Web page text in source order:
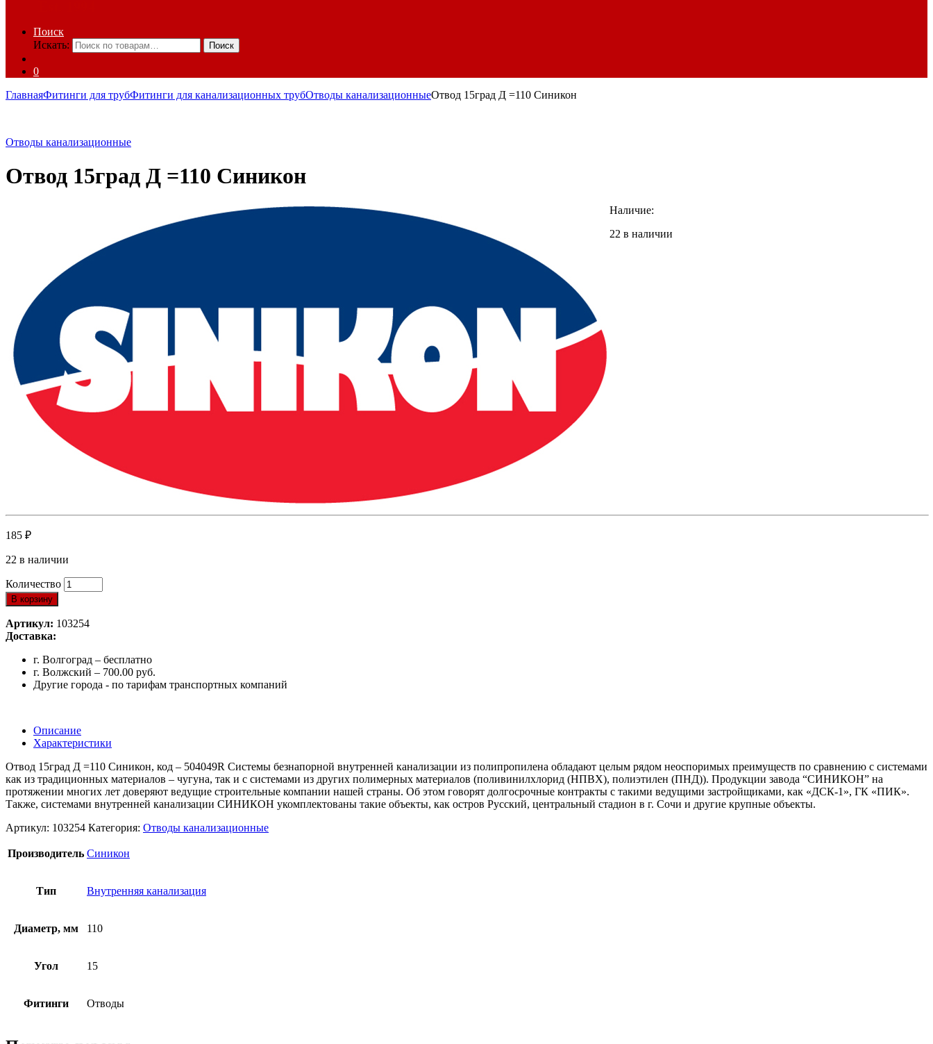
Поиск
Искать:
Поиск
0
ГлавнаяФитинги для трубФитинги для канализационных трубОтводы канализационныеОтвод 15град Д =110 Синикон
Отводы канализационные
Отвод 15град Д =110 Синикон
Наличие:
22 в наличии
185 ₽
22 в наличии
Количество
В корзину
Артикул: 103254
Доставка:
г. Волгоград – бесплатно
г. Волжский – 700.00 руб.
Другие города - по тарифам транспортных компаний
Описание
Характеристики
Отвод 15град Д =110 Синикон, код – 504049R Системы безнапорной внутренней канализации из полипропилена обладают целым рядом неоспоримых преимуществ по сравнению с системами
как из традиционных материалов – чугуна, так и с системами из других полимерных материалов (поливинилхлорид (НПВХ), полиэтилен (ПНД)). Продукции завода “СИНИКОН” на
протяжении многих лет доверяют ведущие строительные компании нашей страны. Об этом говорят долгосрочные контракты с такими ведущими застройщиками, как «ДСК-1», ГК «ПИК».
Также, системами внутренней канализации СИНИКОН укомплектованы такие объекты, как остров Русский, центральный стадион в г. Сочи и другие крупные объекты.
Артикул: 103254 Категория: Отводы канализационные
Производитель Синикон
Тип Внутренняя канализация
Диаметр, мм 110
Угол 15
Фитинги Отводы